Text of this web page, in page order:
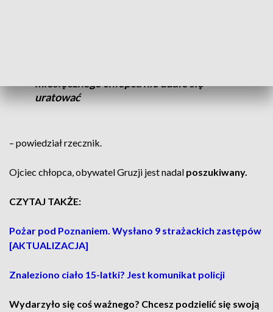
miesięcznego chłopca nie udało się
uratować
– powiedział rzecznik.
Ojciec chłopca, obywatel Gruzji jest nadal poszukiwany.
CZYTAJ TAKŻE:
Pożar pod Poznaniem. Wysłano 9 strażackich zastępów
[AKTUALIZACJA]
Znaleziono ciało 15-latki? Jest komunikat policji
Wydarzyło się coś ważnego? Chcesz podzielić się swoją